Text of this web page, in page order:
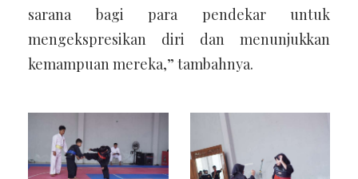
sarana bagi para pendekar untuk
mengekspresikan diri dan menunjukkan
kemampuan mereka,” tambahnya.